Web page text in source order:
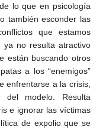
lo que en psicología
también esconder las
que estamos
ya no resulta atractivo
están buscando otros
a los “enemigos”
enfrentarse a la crisis,
del modelo. Resulta
e ignorar las víctimas
de expolio que se